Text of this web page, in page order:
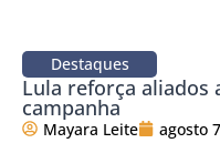
Destaques
Lula reforça aliados
campanha
Mayara Leite agosto